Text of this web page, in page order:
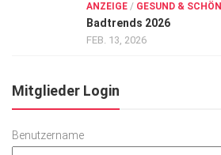
ANZEIGE / GESUND & SCHÖN
Badtrends 2026
FEB. 13, 2026
Mitglieder Login
Benutzername